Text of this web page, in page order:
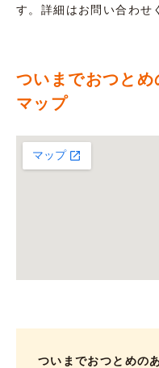
す。詳細はお問い合わせ
ついまでおつと
マップ
ついまでおつとめの